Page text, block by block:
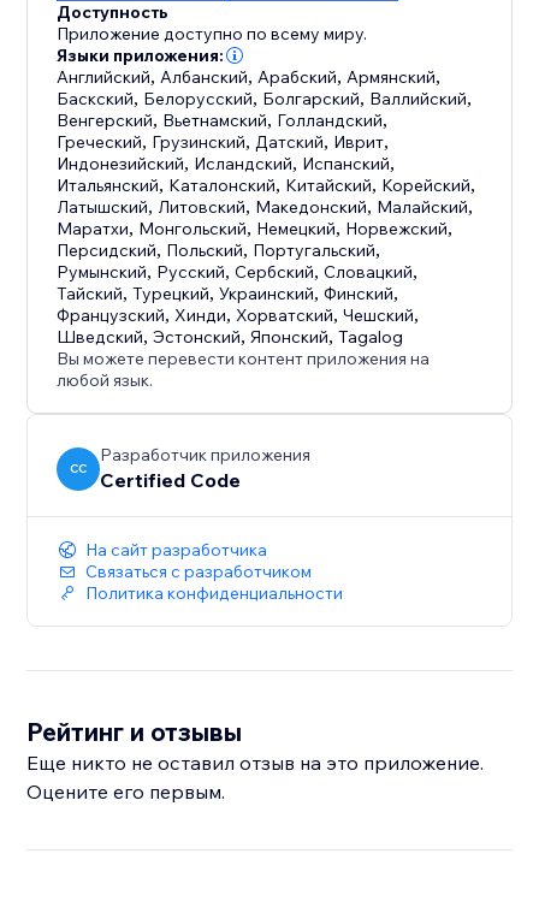
Доступность
Приложение доступно по всему миру.
Языки приложения:
Английский, Албанский, Арабский, Армянский,
Баскский, Белорусский, Болгарский, Валлийский,
Венгерский, Вьетнамский, Голландский,
Греческий, Грузинский, Датский, Иврит,
Индонезийский, Исландский, Испанский,
Итальянский, Каталонский, Китайский, Корейский,
Латышский, Литовский, Македонский, Малайский,
Маратхи, Монгольский, Немецкий, Норвежский,
Персидский, Польский, Португальский,
Румынский, Русский,Сербский,Словацкий,
Тайский,Турецкий,Украинский,Финский,
Французский, Хинди, Хорватский,Чешский,
Шведский,Эстонский,Японский,Tagalog
Вы можете перевести контент приложения на
любой язык.
CC
Разработчик приложения
Certified Code
На сайт разработчика
Связаться с разработчиком
Политика конфиденциальности
Рейтинг и отзывы
Еще никто не оставил отзыв на это приложение.
Оцените его первым.